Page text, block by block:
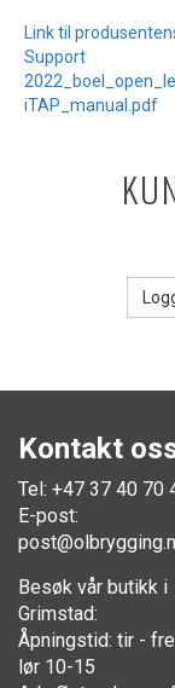
Link til
Support
iTAP_manual.pdf
Kontakt
Tel: +47 37 40 70
E-post:
Besøk vår butikk i
Grimstad:
Åpningstid: tir -
lør 10-15